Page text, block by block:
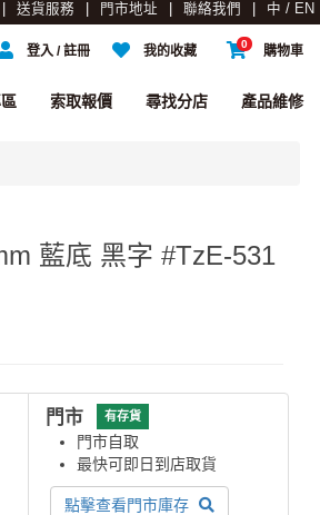
送貨服務 門市地址 聯絡我們 中 / EN
0 購物車
我的收藏
登入 / 註冊
產品維修
尋找分店
索取報價
藍底 黑字 #TzE-531
門市 有存貨
門市自取
最快可即日到店取貨
點擊查看門市庫存